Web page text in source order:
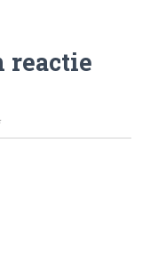
reactie